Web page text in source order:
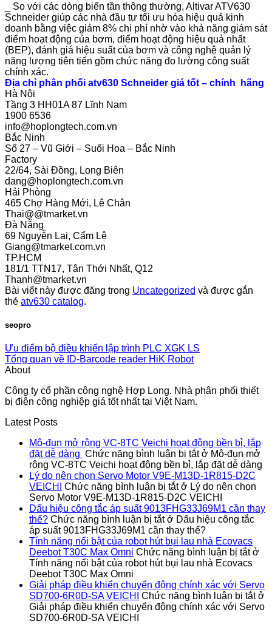
_ So với các dòng biến tần thông thường, Altivar ATV630
Schneider giúp các nhà đầu tư tối ưu hóa hiệu quả kinh
doanh bằng việc giảm 8% chi phí nhờ vào khả năng giám sát
điểm hoạt động của bơm, điểm hoạt động hiệu quả nhất
(BEP), đánh giá hiệu suất của bơm và công nghệ quản lý
năng lượng tiên tiến gồm chức năng đo lường công suất
chính xác.
Địa chỉ phân phối atv630 Schneider giá tốt – chính hãng
Hà Nội
Tầng 3 HH01A 87 Lĩnh Nam
1900 6536
info@hoplongtech.com.vn
Bắc Ninh
Số 27 – Vũ Giới – Suối Hoa – Bắc Ninh
Factory
22/64, Sài Đồng, Long Biên
dang@hoplongtech.com.vn
Hải Phòng
465 Chợ Hàng Mới, Lê Chân
Thai@@tmarket.vn
Đà Nẵng
69 Nguyễn Lai, Cẩm Lệ
Giang@tmarket.com.vn
TP.HCM
181/1 TTN17, Tân Thới Nhất, Q12
Thanh@tmarket.vn
Bài viết này được đăng trong Uncategorized và được gắn
thẻ atv630 catalog.
seopro
Ưu điểm bộ điều khiển lập trình PLC XGK LS
Tổng quan về ID-Barcode reader HiK Robot
About
Công ty cổ phần công nghệ Hợp Long. Nhà phân phối thiết
bị điện công nghiệp giá tốt nhất tại Việt Nam.
Latest Posts
Mô-đun mở rộng VC-8TC Veichi hoạt động bền bỉ, lắp
đặt dễ dàng Chức năng bình luận bị tắtở Mô-đun mở
rộng VC-8TC Veichi hoạt động bền bỉ, lắp đặt dễ dàng
Lý do nên chọn Servo Motor V9E-M13D-1R815-D2C
VEICHI
Chức năng bình luận bị tắtở Lý do nên chọn
Servo Motor V9E-M13D-1R815-D2C VEICHI
Dấu hiệu công tắc áp suất 9013FHG33J69M1 cần thay
thế? Chức năng bình luận bị tắtở Dấu hiệu công tắc
áp suất 9013FHG33J69M1 cần thay thế?
Tính năng nổi bật của robot hút bụi lau nhà Ecovacs
Deebot T30C Max Omni Chức năng bình luận bị tắtở
Tính năng nổi bật của robot hút bụi lau nhà Ecovacs
Deebot T30C Max Omni
Giải pháp điều khiển chuyển động chính xác với Servo
SD700-6R0D-SA VEICHI
Chức năng bình luận bị tắtở
Giải pháp điều khiển chuyển động chính xác với Servo
SD700-6R0D-SA VEICHI